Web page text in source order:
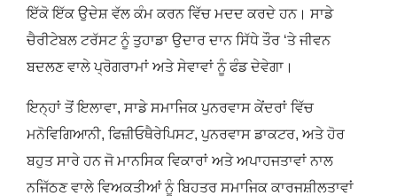
ਇੱਕੋ ਇੱਕ ਉਦੇਸ਼ ਵੱਲ ਕੰਮ ਕਰਨ ਵਿੱਚ ਮਦਦ ਕਰਦੇ ਹਨ। ਸਾਡੇ
ਚੈਰੀਟੇਬਲ ਟਰੱਸਟ ਨੂੰ ਤੁਹਾਡਾ ਉਦਾਰ ਦਾਨ ਸਿੱਧੇ ਤੌਰ ‘ਤੇ ਜੀਵਨ
ਬਦਲਣ ਵਾਲੇ ਪ੍ਰੋਗਰਾਮਾਂ ਅਤੇ ਸੇਵਾਵਾਂ ਨੂੰ ਫੰਡ ਦੇਵੇਗਾ।
ਇਨ੍ਹਾਂ ਤੋਂ ਇਲਾਵਾ, ਸਾਡੇ ਸਮਾਜਿਕ ਪੁਨਰਵਾਸ ਕੇਂਦਰਾਂ ਵਿੱਚ
ਮਨੋਵਿਗਿਆਨੀ, ਫਿਜ਼ੀਓਥੈਰੇਪਿਸਟ, ਪੁਨਰਵਾਸ ਡਾਕਟਰ, ਅਤੇ ਹੋਰ
ਬਹੁਤ ਸਾਰੇ ਹਨ ਜੋ ਮਾਨਸਿਕ ਵਿਕਾਰਾਂ ਅਤੇ ਅਪਾਹਜਤਾਵਾਂ ਨਾਲ
ਨਜਿੱਠਣ ਵਾਲੇ ਵਿਅਕਤੀਆਂ ਨੂੰ ਬਿਹਤਰ ਸਮਾਜਿਕ ਕਾਰਜਸ਼ੀਲਤਾਵਾਂ